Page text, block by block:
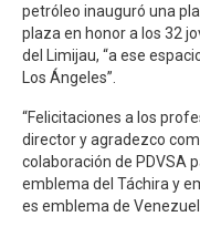
petróleo inauguró una
plaza en honor a los 32
del Limijau, “a ese
Los Ángeles”.
“Felicitaciones a los
director y agradezco
colaboración de PDVSA
emblema del Táchira y
es emblema de